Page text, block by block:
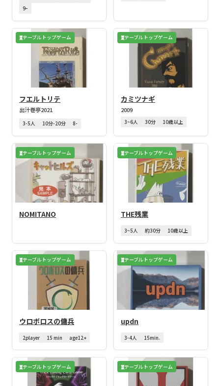
9ｰ
テーブルトップゲーム
フエルトリテ
出汁巻亭2021
3-5人 10分-20分 8-
テーブルトップゲーム
カミツナギ
2009
3~6人 30分 10歳以上
テーブルトップゲーム
NOMITANO
テーブルトップゲーム
THE残業
3~5人 約30分 10歳以上
テーブルトップゲーム
ウロボロスの傭兵
2player 15 min age12+
テーブルトップゲーム
updn
3-4人 15min.
テーブルトップゲーム テーブルトップゲーム